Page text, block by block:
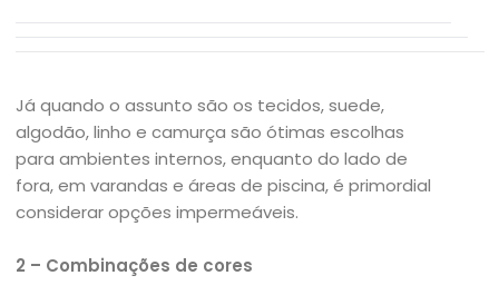
Já quando o assunto são os tecidos, suede,
algodão, linho e camurça são ótimas escolhas
para ambientes internos, enquanto do lado de
fora, em varandas e áreas de piscina, é primordial
considerar opções impermeáveis.
2 – Combinações de cores